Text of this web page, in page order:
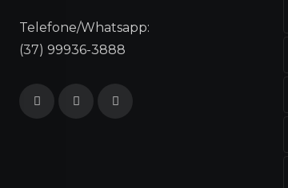
Telefone/Whatsapp:
(37) 99936-3888